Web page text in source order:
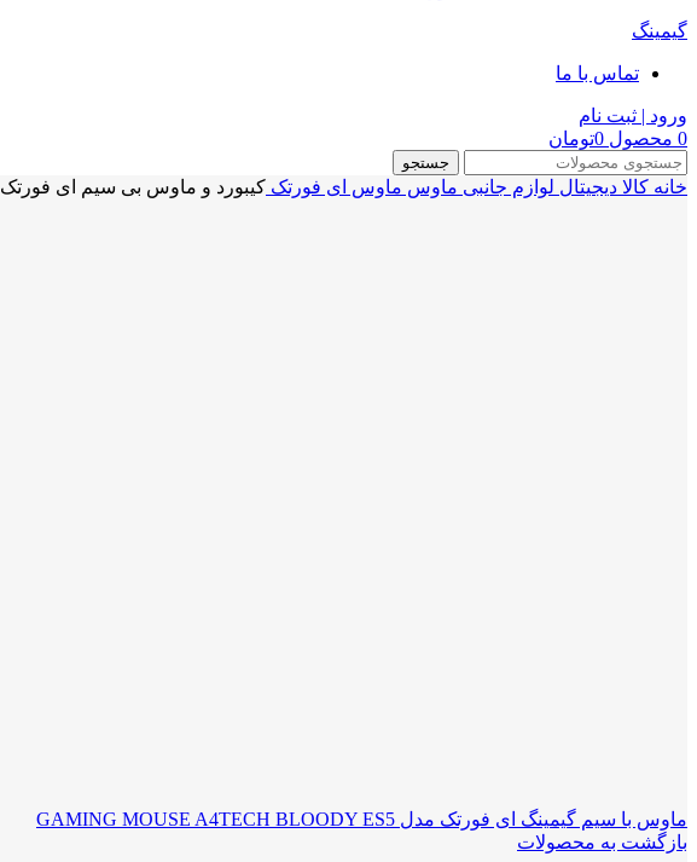
گیمینگ
تماس با ما
ورود | ثبت نام
0 محصول 0تومان
جستجو
خانه کالا دیجیتال لوازم جانبی ماوس ماوس ای فورتک کیبورد و ماوس بی سیم ای فورتک A4TECH WIRELESS COMBO 9300F
ماوس با سیم گیمینگ ای فورتک مدل GAMING MOUSE A4TECH BLOODY ES5
بازگشت به محصولات